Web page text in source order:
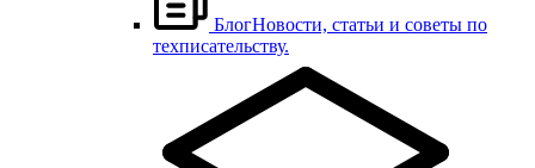
БлогНовости, статьи и советы по
техписательству.